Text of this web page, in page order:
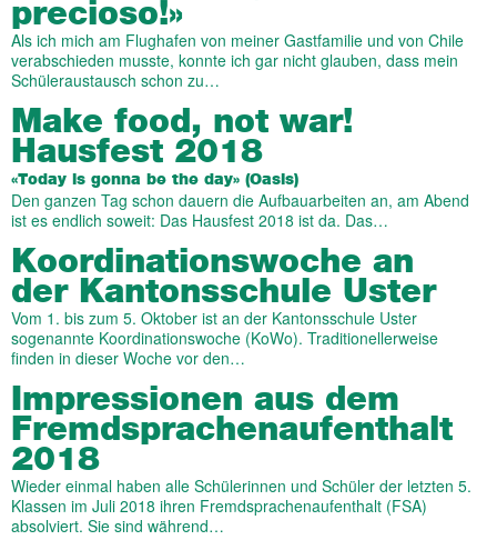
precioso!»
Als ich mich am Flughafen von meiner Gastfamilie und von Chile
verabschieden musste, konnte ich gar nicht glauben, dass mein
Schüleraustausch schon zu…
Make food, not war!
Hausfest 2018
«Today is gonna be the day» (Oasis)
Den ganzen Tag schon dauern die Aufbauarbeiten an, am Abend
ist es endlich soweit: Das Hausfest 2018 ist da. Das…
Ko­or­din­ations­woche an
der Kantons­schule Uster
Vom 1. bis zum 5. Oktober ist an der Kantonsschule Uster
sogenannte Koordinationswoche (KoWo). Traditionellerweise
finden in dieser Woche vor den…
Impressionen aus dem
Fremd­spra­chen­auf­ent­halt
2018
Wieder einmal haben alle Schülerinnen und Schüler der letzten 5.
Klassen im Juli 2018 ihren Fremdsprachenaufenthalt (FSA)
absolviert. Sie sind während…